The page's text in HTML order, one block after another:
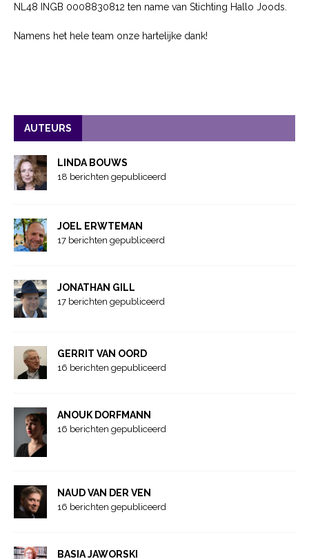
NL48 INGB 0008830812 ten name van Stichting Hallo Joods.
Namens het hele team onze hartelijke dank!
AUTEURS
LINDA BOUWS
18 berichten gepubliceerd
JOEL ERWTEMAN
17 berichten gepubliceerd
JONATHAN GILL
17 berichten gepubliceerd
GERRIT VAN OORD
16 berichten gepubliceerd
ANOUK DORFMANN
16 berichten gepubliceerd
NAUD VAN DER VEN
16 berichten gepubliceerd
BASIA JAWORSKI